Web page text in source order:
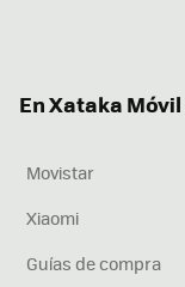
En Xataka
Movistar
Xiaomi
Guías de compra